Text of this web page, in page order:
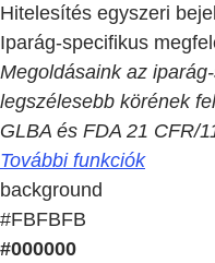
Hitelesítés egyszeri
Iparág-specifikus
Megoldásaink az
legszélesebb körének
GLBA és FDA 21 CFR/
További funkciók
background
#FBFBFB
#000000